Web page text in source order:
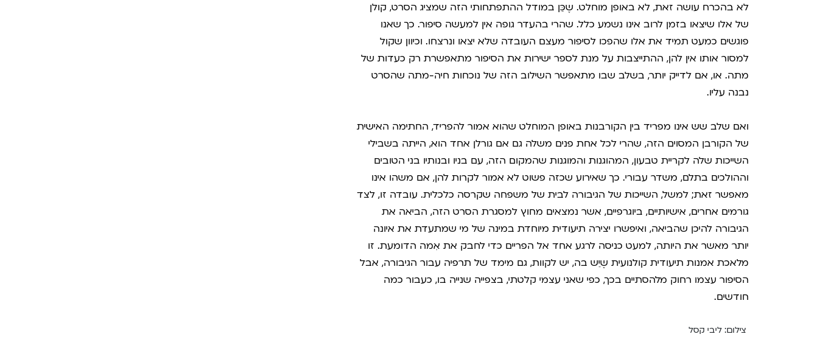
לא בהכרח עושה זאת, לא באופן מוחלט. שֶכֵּן במודל ההתפתחותי הזה שמציג הסרט, קולן
של אלו שיצאו בזמן לרוב אינו נשמע כלל. שהרי בהעדר גופה אין למעשה סיפור. כך שאנו
פוגשים כמעט תמיד את אלו שהפכו לסיפור מעצם העובדה שלא יצאו ונרצחו. וכיוון שקול
למסור אותו אין להן, ההתייצבות על מנת לספר ישירות את הסיפור מתאפשרת רק כעדות של
מתה. או, אם לדייק יותר, בשלב שבו מתאפשר השילוב הזה של נוכחות חיה-מתה שהסרט
נבנה עליו.
ואם שלב שש אינו מפריד בין הקורבנות באופן המוחלט שהוא אמור להפריד, החתימה האישית
של הקורבן המסוים הזה, שהרי לכל אחת פנים משלה גם אם גורלן אחד הוא, הייתה בשבילי
השייכות שלה לקריית טבעון, המהוגנות והמוגנות שהמקום הזה, עם בניו ובנותיו בני הטובים
וההולכים בתלם, משדר עבורי. כך שאירוע שכזה פשוט לא אמור לקרות להן, אם משהו אינו
מאפשר זאת; למשל, השייכות של הגיבורה לבית של משפחה שקרסה כלכלית. עובדה זו, לצד
גורמים אחרים, אישיותיים, ביוגרפיים, אשר נמצאים מחוץ למסגרת הסרט הזה, הביאה את
הגיבורה להיכן שהביאה, ואיפשרו יצירה תיעודית מיוחדת במינה של מי שמתעדת את איונה
יותר מאשר את היותה, למעט כניסה לרגע אחד אל הפריים כדי לחבק את אִמה הדומעת. זו
מלאכת אמנות תיעודית קולנועית שֶיֵש בה, יש לקוות, גם מימד של תרפיה עבור הגיבורה, אבל
הסיפור עצמו רחוק מלהסתיים בכך, כפי שאני עצמי קלטתי, בצפייה שנייה בו, כעבור כמה
חודשים.
צילום: ליבי קסל